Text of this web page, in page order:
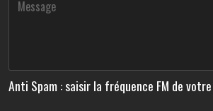
Anti Spam : saisir la fréquence FM de